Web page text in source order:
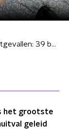
Grootste ziekenhuis in Gaza uitgevallen: 39 baby's dreigen te sterven
het grootste
geleid